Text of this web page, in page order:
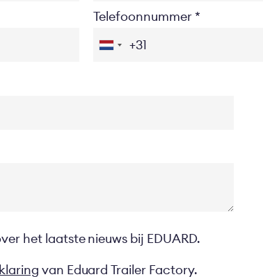
Telefoonnummer
het laatste nieuws bij EDUARD.
van Eduard Trailer Factory.